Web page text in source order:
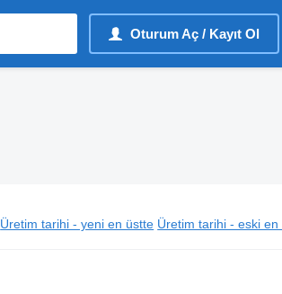
Oturum Aç / Kayıt Ol
Üretim tarihi - yeni en üstte Üretim tarihi - eski en